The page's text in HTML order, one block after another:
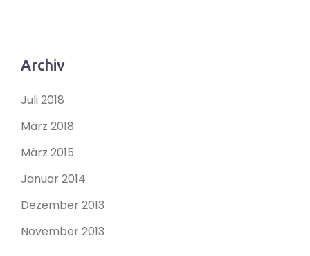
Archiv
Juli 2018
März 2018
März 2015
Januar 2014
Dezember 2013
November 2013